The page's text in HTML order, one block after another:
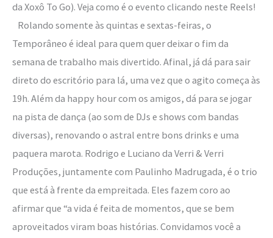
da Xoxô To Go). Veja como é o evento clicando neste Reels!
Rolando somente às quintas e sextas-feiras, o
Temporâneo é ideal para quem quer deixar o fim da
semana de trabalho mais divertido. Afinal, já dá para sair
direto do escritório para lá, uma vez que o agito começa às
19h. Além da happy hour com os amigos, dá para se jogar
na pista de dança (ao som de DJs e shows com bandas
diversas), renovando o astral entre bons drinks e uma
paquera marota. Rodrigo e Luciano da Verri & Verri
Produções, juntamente com Paulinho Madrugada, é o trio
que está à frente da empreitada. Eles fazem coro ao
afirmar que “a vida é feita de momentos, que se bem
aproveitados viram boas histórias. Convidamos você a